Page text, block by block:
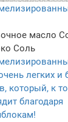
масло
Соль
легких и
который, к
благодаря